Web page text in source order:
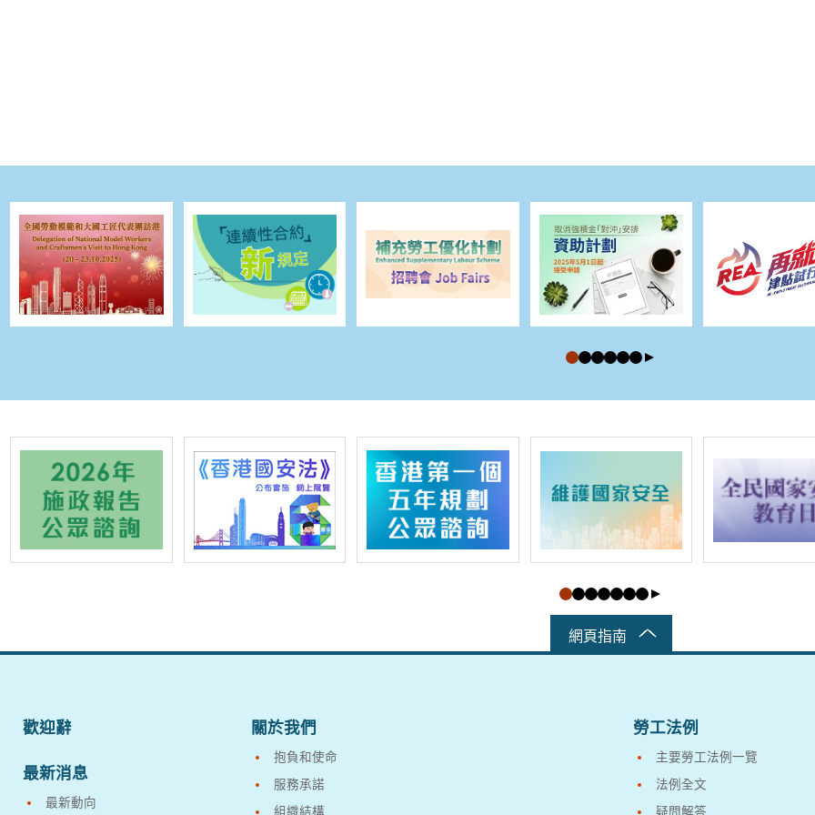
網頁指南
歡迎辭
最新消息
最新動向
關於我們
抱負和使命
服務承諾
組織結構
勞工法例
主要勞工法例一覽
法例全文
疑問解答